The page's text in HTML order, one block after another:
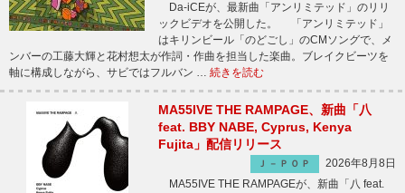
Da-iCEが、最新曲「アンリミテッド」のリリ
ックビデオを公開した。 「アンリミテッド」
はキリンビール「のどごし」のCMソングで、メ
ンバーの工藤大輝と花村想太が作詞・作曲を担当した楽曲。ブレイクビーツを
軸に構成しながら、サビではフルバン … 続きを読む
MA55IVE THE RAMPAGE、新曲「八
feat. BBY NABE, Cyprus, Kenya
Fujita」配信リリース
Ｊ－ＰＯＰ
2026年8月8日
MA55IVE THE RAMPAGEが、新曲「八 feat.